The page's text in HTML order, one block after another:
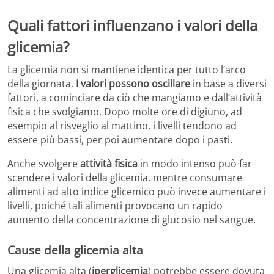
Quali fattori influenzano i valori della
glicemia?
La glicemia non si mantiene identica per tutto l’arco
della giornata. I valori possono oscillare in base a diversi
fattori, a cominciare da ciò che mangiamo e dall’attività
fisica che svolgiamo. Dopo molte ore di digiuno, ad
esempio al risveglio al mattino, i livelli tendono ad
essere più bassi, per poi aumentare dopo i pasti.
Anche svolgereattività fisica in modo intenso può far
scendere i valori della glicemia, mentre consumare
alimenti ad alto indice glicemico può invece aumentare i
livelli, poiché tali alimenti provocano un rapido
aumento della concentrazione di glucosio nel sangue.
Cause della glicemia alta
Una glicemia alta (iperglicemia) potrebbe essere dovuta